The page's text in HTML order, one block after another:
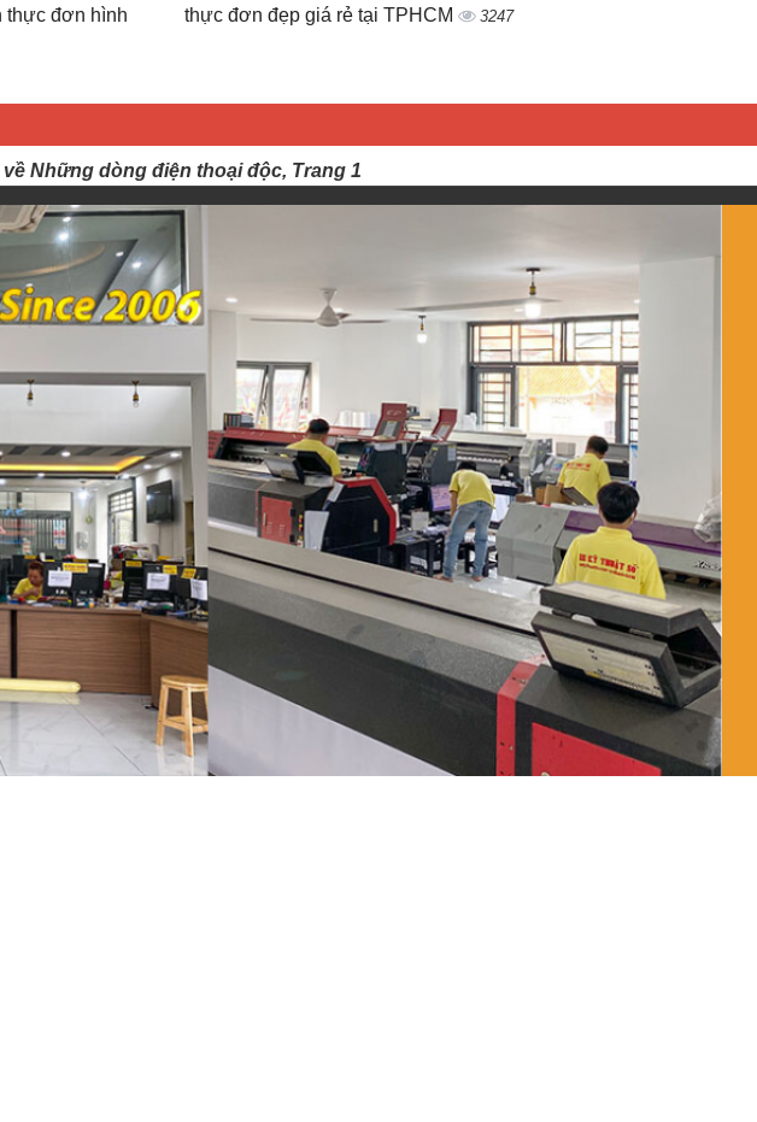
thực đơn hình
thực đơn đẹp giá rẻ tại TPHCM
3247
Những dòng điện thoại độc, Trang 1